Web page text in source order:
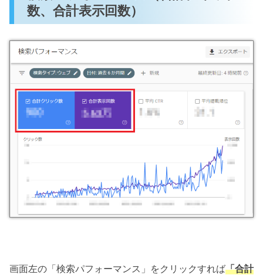
数、合計表示回数）
画面左の「検索パフォーマンス」をクリックすれば「合計